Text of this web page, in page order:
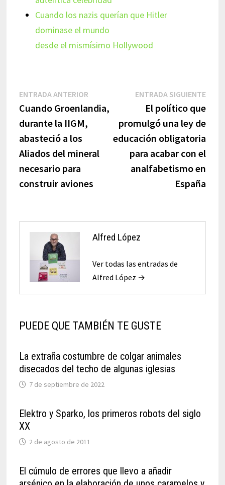
Cuando los nazis querían que Hitler
dominase el mundo
desde el mismísimo Hollywood
Navegación
de
entradas
ENTRADA ANTERIOREntrada
anterior:
Cuando Groenlandia,
durante la IIGM,
abasteció a los
Aliados del mineral
necesario para
construir aviones
ENTRADA SIGUIENTE
El político que
promulgó una ley de
educación obligatoria
para acabar con el
analfabetismo en
España
Alfred López
Ver todas las entradas de
Alfred López →
PUEDE QUE TAMBIÉN TE GUSTE
La extraña costumbre de colgar animales
disecados del techo de algunas iglesias
7 de septiembre de 2022
Elektro y Sparko, los primeros robots del siglo
XX
2 de agosto de 2011
El cúmulo de errores que llevo a añadir